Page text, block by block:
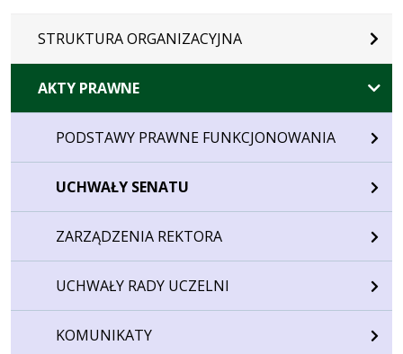
STRUKTURA ORGANIZACYJNA
AKTY PRAWNE
PODSTAWY PRAWNE FUNKCJONOWANIA
UCHWAŁY SENATU
ZARZĄDZENIA REKTORA
UCHWAŁY RADY UCZELNI
KOMUNIKATY